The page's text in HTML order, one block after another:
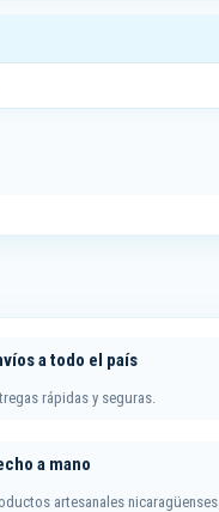
a todo el país
rápidas y seguras.
a mano
artesanales nicaragüenses.